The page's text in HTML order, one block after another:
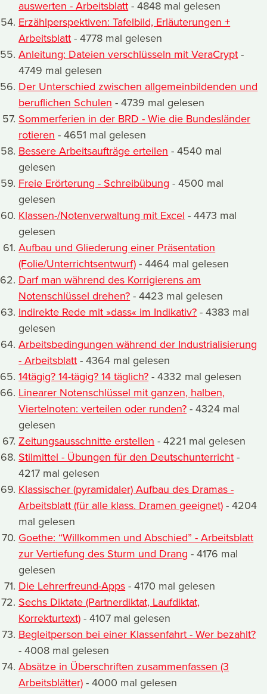
auswerten - Arbeitsblatt - 4848 mal gelesen
Erzählperspektiven: Tafelbild, Erläuterungen +
Arbeitsblatt - 4778 mal gelesen
Anleitung: Dateien verschlüsseln mit VeraCrypt -
4749 mal gelesen
Der Unterschied zwischen allgemeinbildenden und
beruflichen Schulen - 4739 mal gelesen
Sommerferien in der BRD - Wie die Bundesländer
rotieren - 4651 mal gelesen
Bessere Arbeitsaufträge erteilen - 4540 mal
gelesen
Freie Erörterung - Schreibübung - 4500 mal
gelesen
Klassen-/Notenverwaltung mit Excel - 4473 mal
gelesen
Aufbau und Gliederung einer Präsentation
(Folie/Unterrichtsentwurf) - 4464 mal gelesen
Darf man während des Korrigierens am
Notenschlüssel drehen? - 4423 mal gelesen
Indirekte Rede mit »dass« im Indikativ? - 4383 mal
gelesen
Arbeitsbedingungen während der Industrialisierung
- Arbeitsblatt - 4364 mal gelesen
14tägig? 14-tägig? 14 täglich? - 4332 mal gelesen
Linearer Notenschlüssel mit ganzen, halben,
Viertelnoten: verteilen oder runden? - 4324 mal
gelesen
Zeitungsausschnitte erstellen - 4221 mal gelesen
Stilmittel - Übungen für den Deutschunterricht -
4217 mal gelesen
Klassischer (pyramidaler) Aufbau des Dramas -
Arbeitsblatt (für alle klass. Dramen geeignet) - 4204
mal gelesen
Goethe: “Willkommen und Abschied” - Arbeitsblatt
zur Vertiefung des Sturm und Drang - 4176 mal
gelesen
Die Lehrerfreund-Apps - 4170 mal gelesen
Sechs Diktate (Partnerdiktat, Laufdiktat,
Korrekturtext) - 4107 mal gelesen
Begleitperson bei einer Klassenfahrt - Wer bezahlt?
- 4008 mal gelesen
Absätze in Überschriften zusammenfassen (3
Arbeitsblätter) - 4000 mal gelesen